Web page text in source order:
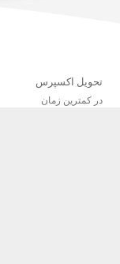
تحویل اکسپرس
در کمترین زمان